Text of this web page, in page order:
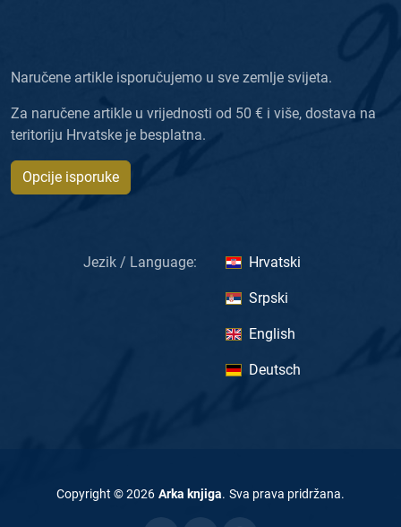
Naručene artikle isporučujemo u sve zemlje svijeta.
Za naručene artikle u vrijednosti od 50 € i više, dostava na
teritoriju Hrvatske je besplatna.
Opcije isporuke
Jezik / Language: Hrvatski
Srpski
English
Deutsch
Copyright ©2026 Arka knjiga. Sva prava pridržana.